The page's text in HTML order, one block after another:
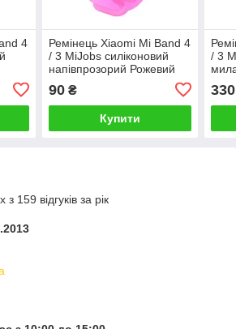
4
Ремінець Xiaomi Mi Band 4
/ 3 MiJobs силіконовий
напівпрозорий Рожевий
90₴
Купити
/ 3
/330
159 відгуків за рік